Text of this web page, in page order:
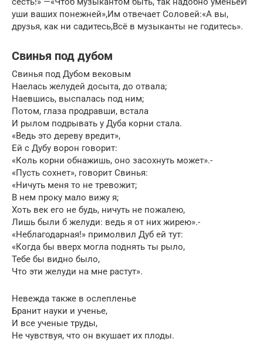
уши ваших понежней»,Им отвечает Соловей:«А вы,
друзья, как ни садитесь,Всё в музыканты не годитесь».
Свинья под дубом
Свинья под Дубом вековым
Наелась желудей досыта, до отвала;
Наевшись, выспалась под ним;
Потом, глаза продравши, встала
И рылом подрывать у Дуба корни стала.
«Ведь это дереву вредит»,
Ей с Дубу ворон говорит:
«Коль корни обнажишь, оно засохнуть может».-
«Пусть сохнет», говорит Свинья:
«Ничуть меня то не тревожит;
В нем проку мало вижу я;
Хоть век его не будь, ничуть не пожалею,
Лишь были б желуди: ведь я от них жирею».-
«Неблагодарная!» примолвил Дуб ей тут:
«Когда бы вверх могла поднять ты рыло,
Тебе бы видно было,
Что эти желуди на мне растут».
Невежда также в ослепленье
Бранит науки и ученье,
И все ученые труды,
Не чувствуя, что он вкушает их плоды.